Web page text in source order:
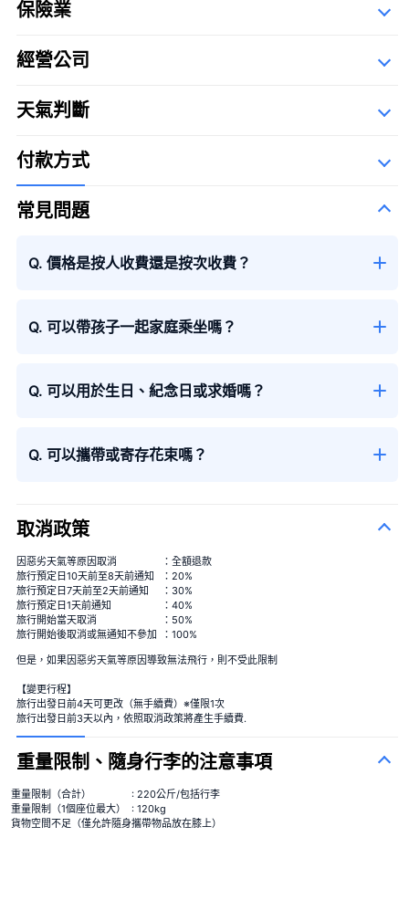
大花束
季節性花束
保險業
經營公司
The Syllabary Order
天氣判斷
付款方式
常見問題
Q. 價格是按人收費還是按次收費？
Q. 可以帶孩子一起家庭乘坐嗎？
Q. 可以用於生日、紀念日或求婚嗎？
Q. 可以攜帶或寄存花束嗎？
取消政策
因惡劣天氣等原因取消
：全額退款
旅行預定日10天前至8天前通知
：20%
旅行預定日7天前至2天前通知
：30%
旅行預定日1天前通知
：40%
旅行開始當天取消
：50%
旅行開始後取消或無通知不參加
：100%
但是，如果因惡劣天氣等原因導致無法飛行，則不受此限制
【變更行程】
旅行出發日前4天可更改（無手續費）※僅限1次
旅行出發日前3天以內，依照取消政策將產生手續費.
重量限制、隨身行李的注意事項
重量限制（合計）
: 220公斤/包括行李
重量限制（1個座位最大）
: 120kg
貨物空間不足（僅允許隨身攜帶物品放在膝上）